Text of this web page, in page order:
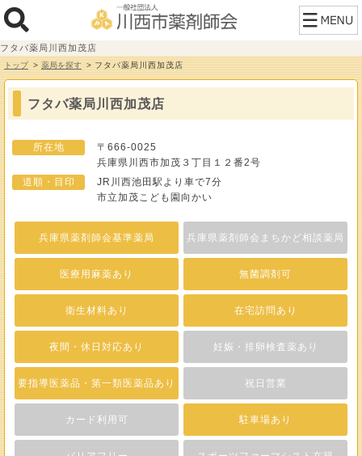
フタバ薬局川西加茂店
トップ 薬局を探す フタバ薬局川西加茂店
フタバ薬局川西加茂店
所在地
〒666-0025
兵庫県川西市加茂３丁目１２番2号
道順・目印
JR川西池田駅より車で7分
市立加茂こども園向かい
兵庫県薬剤師会基準薬局 兵庫県薬剤師会まちかど相談薬局
医療用麻薬あり 無菌調剤可
衛生材料あり 在宅訪問あり
夜間・休日対応あり 妊娠・排卵検査薬あり
要指導医薬品・第一類医薬品あり 祝日営業
カード利用可 駐車場あり